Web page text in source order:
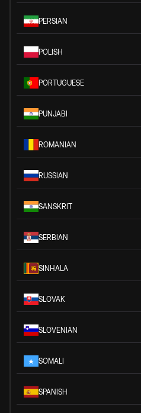
PERSIAN
POLISH
PORTUGUESE
PUNJABI
ROMANIAN
RUSSIAN
SANSKRIT
SERBIAN
SINHALA
SLOVAK
SLOVENIAN
SOMALI
SPANISH